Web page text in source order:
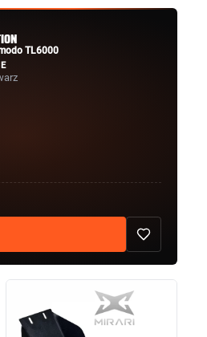
TL6000